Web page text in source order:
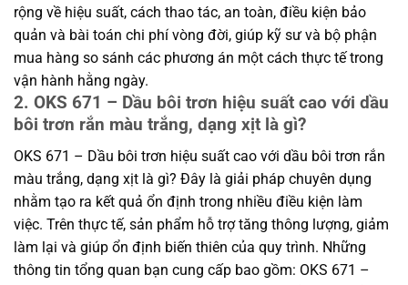
rộng về hiệu suất, cách thao tác, an toàn, điều kiện bảo
quản và bài toán chi phí vòng đời, giúp kỹ sư và bộ phận
mua hàng so sánh các phương án một cách thực tế trong
vận hành hằng ngày.
2. OKS 671 – Dầu bôi trơn hiệu suất cao với dầu
bôi trơn rắn màu trắng, dạng xịt là gì?
OKS 671 – Dầu bôi trơn hiệu suất cao với dầu bôi trơn rắn
màu trắng, dạng xịt là gì? Đây là giải pháp chuyên dụng
nhằm tạo ra kết quả ổn định trong nhiều điều kiện làm
việc. Trên thực tế, sản phẩm hỗ trợ tăng thông lượng, giảm
làm lại và giúp ổn định biến thiên của quy trình. Những
thông tin tổng quan bạn cung cấp bao gồm: OKS 671 –